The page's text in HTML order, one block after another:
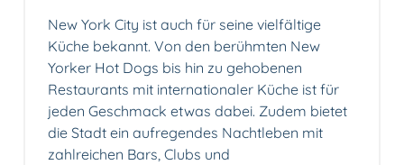
New York City ist auch für seine vielfältige
Küche bekannt. Von den berühmten New
Yorker Hot Dogs bis hin zu gehobenen
Restaurants mit internationaler Küche ist für
jeden Geschmack etwas dabei. Zudem bietet
die Stadt ein aufregendes Nachtleben mit
zahlreichen Bars, Clubs und